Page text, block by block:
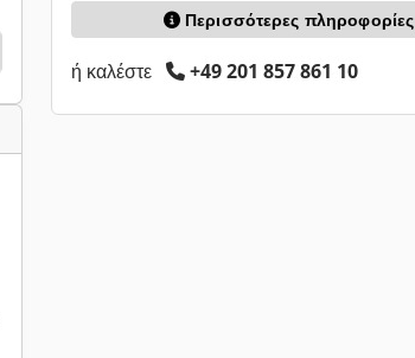
Περισσότερες πληροφορίες
ή καλέστε +49 201 857 861 10